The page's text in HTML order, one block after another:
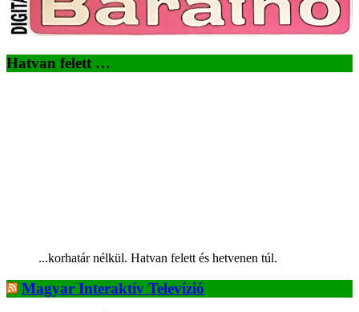
Hatvan felett …
...korhatár nélkül. Hatvan felett és hetvenen túl.
Magyar Interaktív Televízió